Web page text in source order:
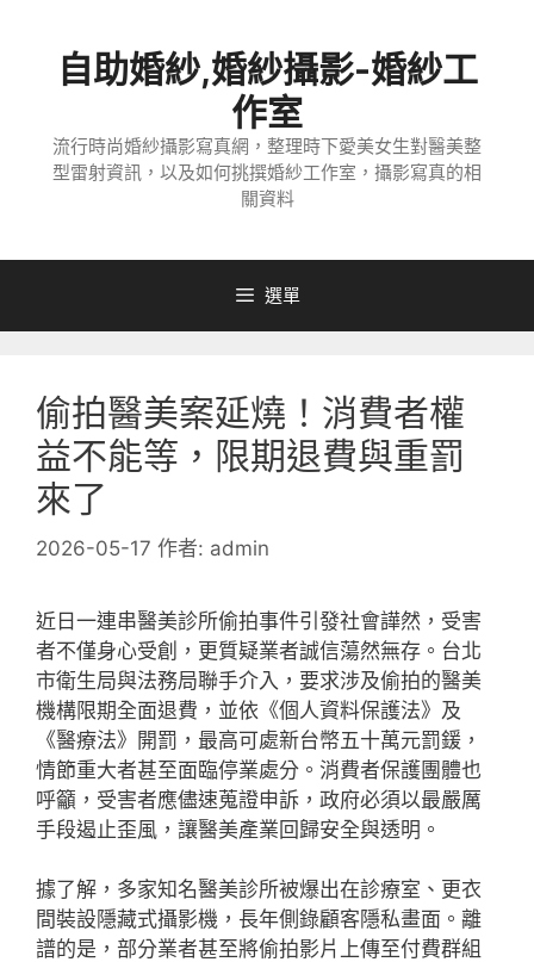
自助婚紗,婚紗攝影-婚紗工
作室
流行時尚婚紗攝影寫真網，整理時下愛美女生對醫美整
型雷射資訊，以及如何挑撰婚紗工作室，攝影寫真的相
關資料
選單
偷拍醫美案延燒！消費者權
益不能等，限期退費與重罰
來了
2026-05-17 作者: admin
近日一連串醫美診所偷拍事件引發社會譁然，受害
者不僅身心受創，更質疑業者誠信蕩然無存。台北
市衛生局與法務局聯手介入，要求涉及偷拍的醫美
機構限期全面退費，並依《個人資料保護法》及
《醫療法》開罰，最高可處新台幣五十萬元罰鍰，
情節重大者甚至面臨停業處分。消費者保護團體也
呼籲，受害者應儘速蒐證申訴，政府必須以最嚴厲
手段遏止歪風，讓醫美產業回歸安全與透明。
據了解，多家知名醫美診所被爆出在診療室、更衣
間裝設隱藏式攝影機，長年側錄顧客隱私畫面。離
譜的是，部分業者甚至將偷拍影片上傳至付費群組